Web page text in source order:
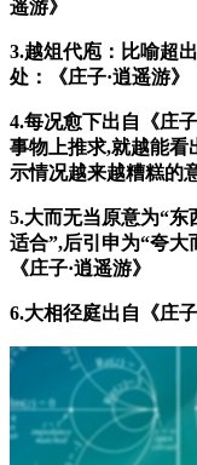
遥游》
3.越俎代庖：比喻超
处：《庄子·逍遥游》
4.每况愈下出自《庄
事物上推求,就越能看
示情况越来越糟糕的
5.大而无当原意为“
适合”,后引申为“夸大
《庄子·逍遥游》
6.大相径庭出自《庄